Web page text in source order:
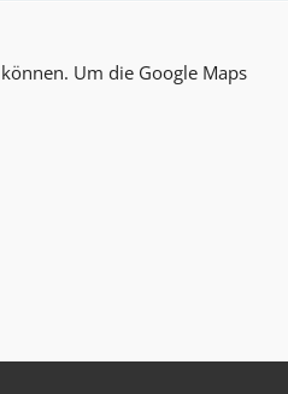
Um die Google Maps